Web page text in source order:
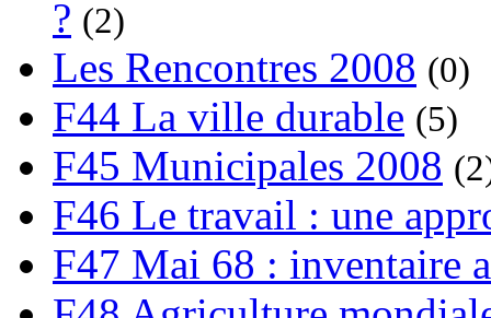
? (2)
Les Rencontres 2008 (0)
F44 La ville durable (5)
F45 Municipales 2008
F46 Le travail : une
F47 Mai 68 : inventaire